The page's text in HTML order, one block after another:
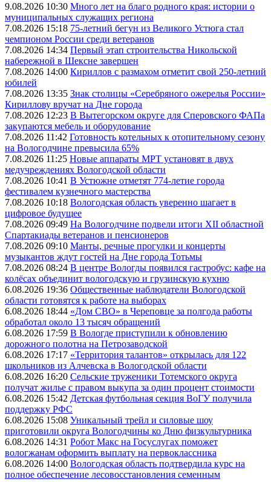
9.08.2026 10:30 Много лет на благо родного края: истории о
муниципальных служащих региона
7.08.2026 15:18 75-летний бегун из Великого Устюга стал
чемпионом России среди ветеранов
7.08.2026 14:34 Первый этап строительства Никольской
набережной в Шексне завершен
7.08.2026 14:00 Кириллов с размахом отметит свой 250-летний
юбилей
7.08.2026 13:35 Знак столицы «Серебряного ожерелья России»
Кириллову вручат на Дне города
7.08.2026 12:23 В Вытегорском округе для Сперовского ФАПа
закупаются мебель и оборудование
7.08.2026 11:42 Готовность котельных к отопительному сезону
на Вологодчине превысила 65%
7.08.2026 11:25 Новые аппараты МРТ установят в двух
медучреждениях Вологодской области
7.08.2026 10:41 В Устюжне отметят 774-летие города
фестивалем кузнечного мастерства
7.08.2026 10:18 Вологодская область уверенно шагает в
цифровое будущее
7.08.2026 09:49 На Вологодчине подвели итоги XII областной
Спартакиады ветеранов и пенсионеров
7.08.2026 09:10 Манты, речные прогулки и концерты
музыкантов ждут гостей на Дне города Тотьмы
7.08.2026 08:24 В центре Вологды появился гастробус: кафе на
колёсах объединит вологодскую и грузинскую кухню
6.08.2026 19:36 Общественные наблюдатели Вологодской
области готовятся к работе на выборах
6.08.2026 18:44 «Дом СВО» в Череповце за полгода работы
обработал около 13 тысяч обращений
6.08.2026 17:59 В Вологде приступили к обновлению
дорожного полотна на Петрозаводской
6.08.2026 17:17 «Территория талантов» открылась для 122
школьников из Алчевска в Вологодской области
6.08.2026 16:20 Сельские труженики Тотемского округа
получат жилье с правом выкупа за один процент стоимости
6.08.2026 15:42 Детская футбольная секция ВоГУ получила
поддержку РФС
6.08.2026 15:08 Уникальный трейл и силовые шоу
приготовили округа Вологодчины ко Дню физкультурника
6.08.2026 14:31 Робот Макс на Госуслугах поможет
вологжанам оформить выплату на первоклассника
6.08.2026 14:00 Вологодская область подтвердила курс на
полное обеспечение лесовосстановления семенным